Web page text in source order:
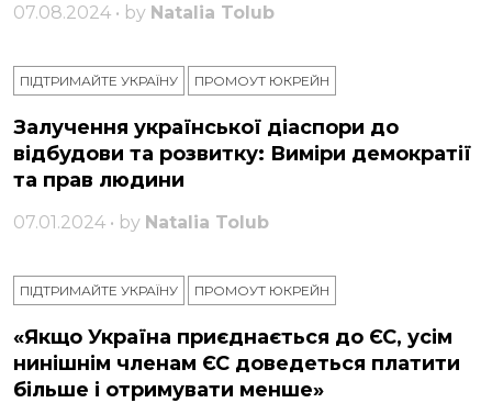
07.08.2024 • by Natalia Tolub
ПІДТРИМАЙТЕ УКРАЇНУ ПРОМОУТ ЮКРЕЙН
Залучення української діаспори до
відбудови та розвитку: Виміри демократії
та прав людини
07.01.2024 • by Natalia Tolub
ПІДТРИМАЙТЕ УКРАЇНУ ПРОМОУТ ЮКРЕЙН
«Якщо Україна приєднається до ЄС, усім
нинішнім членам ЄС доведеться платити
більше і отримувати менше»